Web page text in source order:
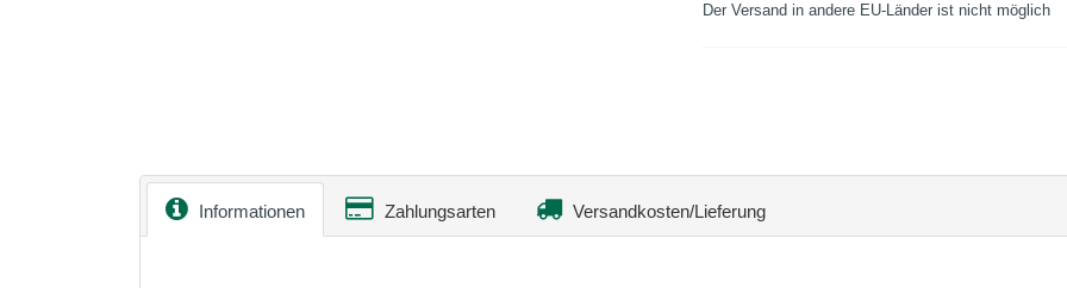
Der Versand in andere EU-Länder ist nicht möglich
Informationen Zahlungsarten Versandkosten/Lieferung